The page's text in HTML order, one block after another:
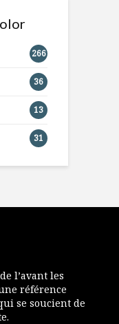
266
36
13
31
l’avant les
référence
se soucient de